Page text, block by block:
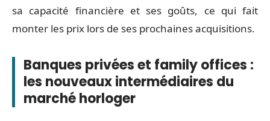
sa capacité financière et ses goûts, ce qui fait
monter les prix lors de ses prochaines acquisitions.
Banques privées et family offices :
les nouveaux intermédiaires du
marché horloger